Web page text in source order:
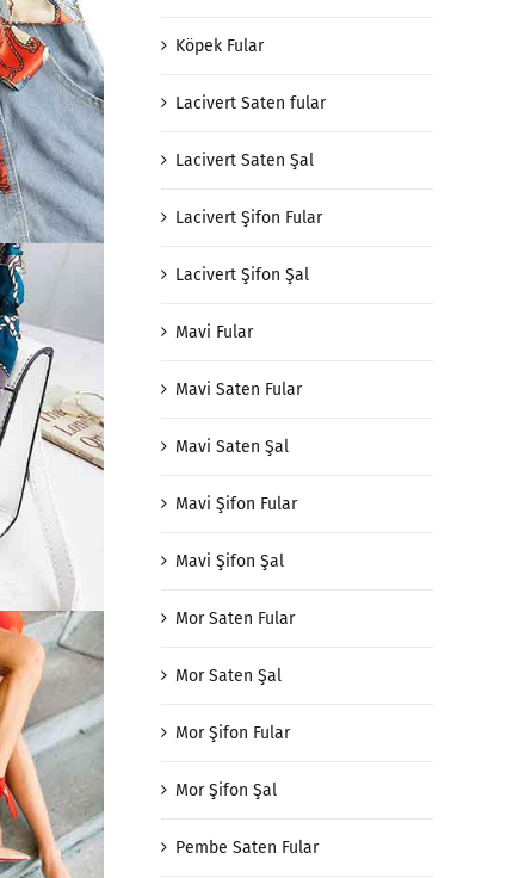
Köpek Fular
Lacivert Saten fular
Lacivert Saten Şal
Lacivert Şifon Fular
Lacivert Şifon Şal
Mavi Fular
Mavi Saten Fular
Mavi Saten Şal
Mavi Şifon Fular
Mavi Şifon Şal
Mor Saten Fular
Mor Saten Şal
Mor Şifon Fular
Mor Şifon Şal
Pembe Saten Fular